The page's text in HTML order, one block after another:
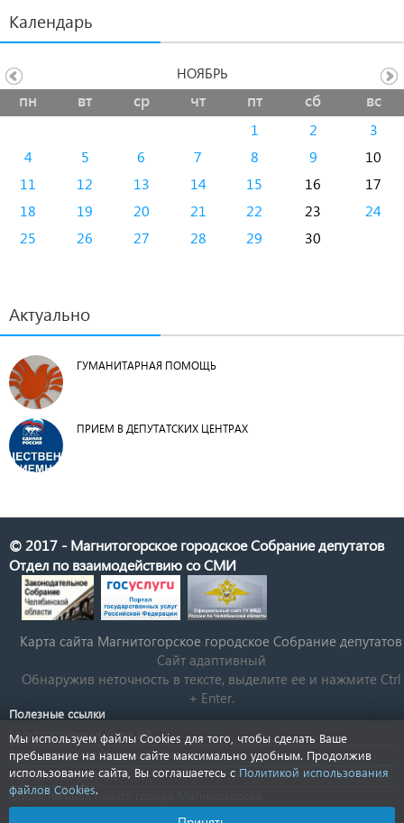
Календарь
пн вт ср чт пт сб вс
1 2
3
4
5 6 7 8 9
10
11
12 13 14 15 16
17
18
19 20 21 22 23
24
25
26 27 28 29 30
НОЯБРЬ
Актуально
ГУМАНИТАРНАЯ ПОМОЩЬ
ПРИЕМ В ДЕПУТАТСКИХ ЦЕНТРАХ
© 2017 - Магнитогорское городское Собрание депутатов
Отдел по взаимодействию со СМИ
Карта сайта Магнитогорское городское Cобрание депутатов
Сайт адаптивный
Обнаружив неточность в тексте, выделите ее и нажмите Ctrl
+ Enter.
Полезные ссылки
Государственная Дума РФ
Губернатор Челябинской области
КСП Магнитогорска
Общественная палата города Магнитогорска
Новости Челябинской области
Мы используем файлы Cookies для того, чтобы сделать Ваше
пребывание на нашем сайте максимально удобным. Продолжив
использование сайта, Вы соглашаетесь с Политикой использования
файлов Cookies.